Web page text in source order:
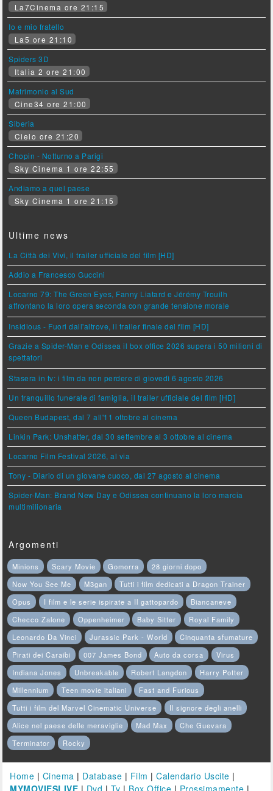
La7Cinema ore 21:15
Io e mio fratello
La5 ore 21:10
Spiders 3D
Italia 2 ore 21:00
Matrimonio al Sud
Cine34 ore 21:00
Siberia
Cielo ore 21:20
Chopin - Notturno a Parigi
Sky Cinema 1 ore 22:55
Andiamo a quel paese
Sky Cinema 1 ore 21:15
Ultime news
La Città dei Vivi, il trailer ufficiale del film [HD]
Addio a Francesco Guccini
Locarno 79: The Green Eyes, Fanny Liatard e Jérémy Trouilh
affrontano la loro opera seconda con grande tensione morale
Insidious - Fuori dall'altrove, il trailer finale del film [HD]
Grazie a Spider-Man e Odissea il box office 2026 supera i 50 milioni di
spettatori
Stasera in tv: i film da non perdere di giovedì 6 agosto 2026
Un tranquillo funerale di famiglia, il trailer ufficiale del film [HD]
Queen Budapest, dal 7 all'11 ottobre al cinema
Linkin Park: Unshatter, dal 30 settembre al 3 ottobre al cinema
Locarno Film Festival 2026, al via
Tony - Diario di un giovane cuoco, dal 27 agosto al cinema
Spider-Man: Brand New Day e Odissea continuano la loro marcia
multimilionaria
Argomenti
Minions Scary Movie Gomorra
28 giorni dopo
Now You See Me
M3gan
Tutti i film dedicati a Dragon Trainer
Opus
I film e le serie ispirate a Il gattopardo
Biancaneve
Checco Zalone
Oppenheimer Baby Sitter
Royal Family
Leonardo Da Vinci
Jurassic Park - World
Cinquanta sfumature
Pirati dei Caraibi
007 James Bond Auto da corsa
Virus
Indiana Jones
Unbreakable Robert Langdon
Harry Potter
Millennium
Teen movie italiani
Fast and Furious
Tutti i film del Marvel Cinematic Universe
Il signore degli anelli
Alice nel paese delle meraviglie
Mad Max
Che Guevara
Terminator
Rocky
Home | Cinema | Database | Film |Calendario Uscite |
MYMOVIESLIVE | Dvd | Tv | Box Office | Prossimamente |